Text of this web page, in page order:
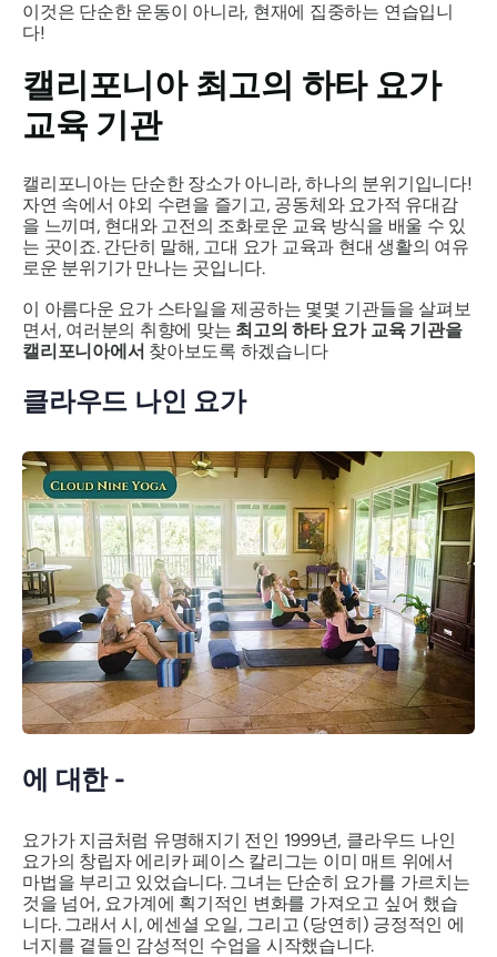
이것은 단순한 운동이 아니라, 현재에 집중하는 연습입니
다!
캘리포니아 최고의 하타 요가
교육 기관
캘리포니아는 단순한 장소가 아니라, 하나의 분위기입니다!
자연 속에서 야외 수련을 즐기고, 공동체와 요가적 유대감
을 느끼며, 현대와 고전의 조화로운 교육 방식을 배울 수 있
는 곳이죠. 간단히 말해, 고대 요가 교육과 현대 생활의 여유
로운 분위기가 만나는 곳입니다.
이 아름다운 요가 스타일을 제공하는 몇몇 기관들을 살펴보
면서, 여러분의 취향에 맞는 최고의 하타 요가 교육 기관을
캘리포니아에서 찾아보도록 하겠습니다
클라우드 나인 요가
에 대한 -
요가가 지금처럼 유명해지기 전인 1999년, 클라우드 나인
요가의 창립자 에리카 페이스 칼리그는 이미 매트 위에서
마법을 부리고 있었습니다. 그녀는 단순히 요가를 가르치는
것을 넘어, 요가계에 획기적인 변화를 가져오고 싶어 했습
니다. 그래서 시, 에센셜 오일, 그리고 (당연히) 긍정적인 에
너지를 곁들인 감성적인 수업을 시작했습니다.